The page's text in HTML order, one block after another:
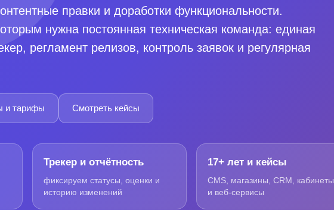
правки и доработки функциональности.
нужна постоянная техническая команда: единая
регламент релизов, контроль заявок и регулярная
и тарифы Смотреть кейсы
Трекер и отчётность
фиксируем статусы, оценки и
историю изменений
17+ лет и кейсы
CMS, магазины, CRM, кабинеты
и веб-сервисы